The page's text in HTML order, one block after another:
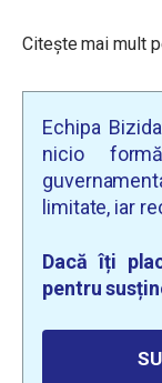
Citește mai mult
Echipa
nicio
limitate, iar
Dacă îți
pentru